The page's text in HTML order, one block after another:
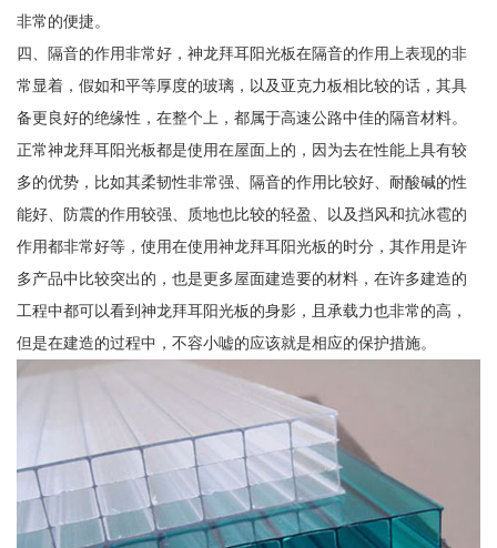
非常的便捷。
四、隔音的作用非常好，神龙拜耳阳光板在隔音的作用上表现的非
常显着，假如和平等厚度的玻璃，以及亚克力板相比较的话，其具
备更良好的绝缘性，在整个上，都属于高速公路中佳的隔音材料。
正常神龙拜耳阳光板都是使用在屋面上的，因为去在性能上具有较
多的优势，比如其柔韧性非常强、隔音的作用比较好、耐酸碱的性
能好、防震的作用较强、质地也比较的轻盈、以及挡风和抗冰雹的
作用都非常好等，使用在使用神龙拜耳阳光板的时分，其作用是许
多产品中比较突出的，也是更多屋面建造要的材料，在许多建造的
工程中都可以看到神龙拜耳阳光板的身影，且承载力也非常的高，
但是在建造的过程中，不容小嘘的应该就是相应的保护措施。